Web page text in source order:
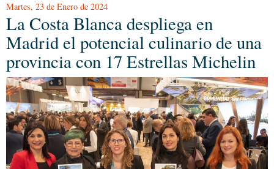
Martes, 23 de Enero de 2024
La Costa Blanca despliega en
Madrid el potencial culinario de una
provincia con 17 Estrellas Michelin